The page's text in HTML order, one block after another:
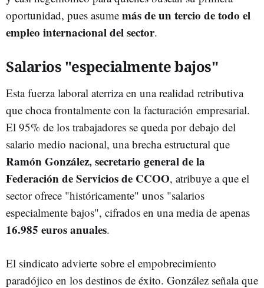
oportunidad, pues asume más de un tercio de todo el
empleo internacional del sector.
Salarios "especialmente bajos"
Esta fuerza laboral aterriza en una realidad retributiva
que choca frontalmente con la facturación empresarial.
El 95% de los trabajadores se queda por debajo del
salario medio nacional, una brecha estructural que
Ramón González, secretario general de la
Federación de Servicios de CCOO, atribuye a que el
sector ofrece "históricamente" unos "salarios
especialmente bajos", cifrados en una media de apenas
16.985 euros anuales.
El sindicato advierte sobre el empobrecimiento
paradójico en los destinos de éxito. González señala que